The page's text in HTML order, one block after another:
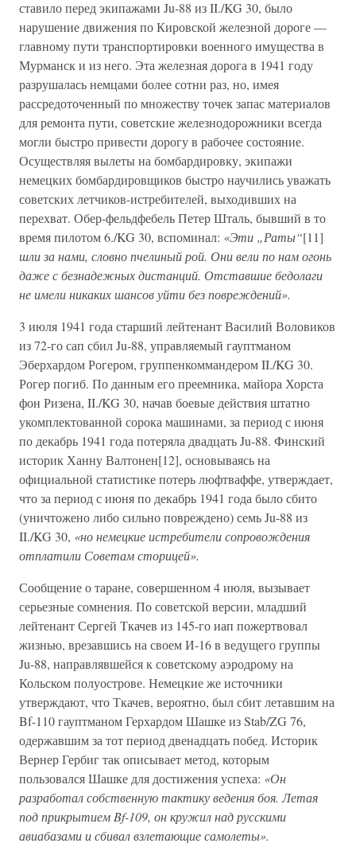
ставило перед экипажами Ju-88 из II./KG 30, было
нарушение движения по Кировской железной дороге —
главному пути транспортировки военного имущества в
Мурманск и из него. Эта железная дорога в 1941 году
разрушалась немцами более сотни раз, но, имея
рассредоточенный по множеству точек запас материалов
для ремонта пути, советские железнодорожники всегда
могли быстро привести дорогу в рабочее состояние.
Осуществляя вылеты на бомбардировку, экипажи
немецких бомбардировщиков быстро научились уважать
советских летчиков-истребителей, выходивших на
перехват. Обер-фельдфебель Петер Шталь, бывший в то
время пилотом 6./KG 30, вспоминал: «Эти „Раты“[11]
шли за нами, словно пчелиный рой. Они вели по нам огонь
даже с безнадежных дистанций. Отставшие бедолаги
не имели никаких шансов уйти без повреждений».
3 июля 1941 года старший лейтенант Василий Воловиков
из 72-го сап сбил Ju-88, управляемый гауптманом
Эберхардом Рогером, группенкоммандером II./KG 30.
Рогер погиб. По данным его преемника, майора Хорста
фон Ризена, II./KG 30, начав боевые действия штатно
укомплектованной сорока машинами, за период с июня
по декабрь 1941 года потеряла двадцать Ju-88. Финский
историк Ханну Валтонен[12], основываясь на
официальной статистике потерь люфтваффе, утверждает,
что за период с июня по декабрь 1941 года было сбито
(уничтожено либо сильно повреждено) семь Ju-88 из
II./KG 30, «но немецкие истребители сопровождения
отплатили Советам сторицей».
Сообщение о таране, совершенном 4 июля, вызывает
серьезные сомнения. По советской версии, младший
лейтенант Сергей Ткачев из 145-го иап пожертвовал
жизнью, врезавшись на своем И-16 в ведущего группы
Ju-88, направлявшейся к советскому аэродрому на
Кольском полуострове. Немецкие же источники
утверждают, что Ткачев, вероятно, был сбит летавшим на
Bf-110 гауптманом Герхардом Шашке из Stab/ZG 76,
одержавшим за тот период двенадцать побед. Историк
Вернер Гербиг так описывает метод, которым
пользовался Шашке для достижения успеха: «Он
разработал собственную тактику ведения боя. Летая
под прикрытием Bf-109, он кружил над русскими
авиабазами и сбивал взлетающие самолеты».